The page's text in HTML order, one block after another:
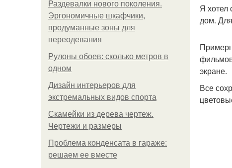
Раздевалки нового поколения.
Эргономичные шкафчики,
продуманные зоны для
переодевания
Рулоны обоев: сколько метров в
одном
Дизайн интерьеров для
экстремальных видов спорта
Скамейки из дерева чертеж.
Чертежи и размеры
Проблема конденсата в гараже:
решаем ее вместе
Я хотел
дом.
экране.
Все